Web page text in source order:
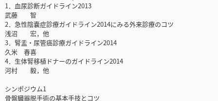
1．血尿診断ガイドライン2013
武藤 智
2．急性陰嚢症診療ガイドライン2014にみる外来診療のコツ
浅沼 宏，他
3．腎盂・尿管癌診療ガイドライン2014
久米 春喜
4．生体腎移植ドナーのガイドライン2014
河村 毅，他
シンポジウム1
骨盤臓器脱手術の基本手技とコツ